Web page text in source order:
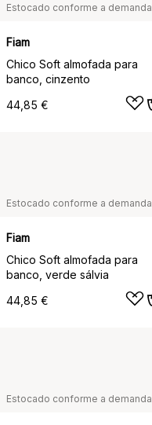
Estocado conforme a demanda
Fiam
Chico Soft almofada para
banco, cinzento
44,85 €
Estocado conforme a demanda
Fiam
Chico Soft almofada para
banco, verde sálvia
44,85 €
Estocado conforme a demanda